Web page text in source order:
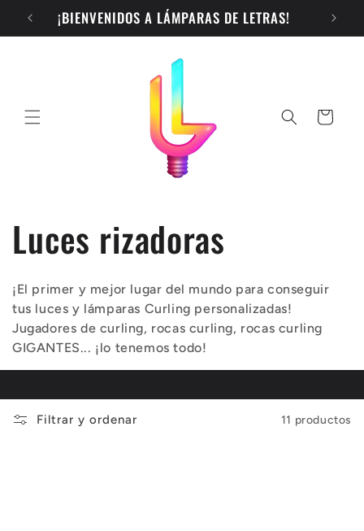
directamente¡BIENVENIDOS A LÁMPARAS DE LETRAS!
Carrito
C
o
l
e
c
Luces rizadoras
¡El primer y mejor lugar del mundo para conseguir
tus luces y lámparas Curling personalizadas!
Jugadores de curling, rocas curling, rocas curling
GIGANTES... ¡lo tenemos todo!
Filtrar y ordenar 11 productos